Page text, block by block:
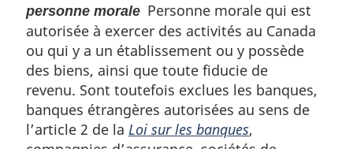
personne morale Personne morale qui est
autorisée à exercer des activités au Canada
ou qui y a un établissement ou y possède
des biens, ainsi que toute fiducie de
revenu. Sont toutefois exclues les banques,
banques étrangères autorisées au sens de
l’article 2 de la Loi sur les banques,